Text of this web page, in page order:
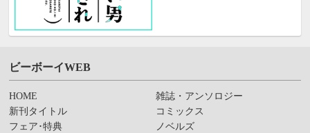
ビーボーイWEB
HOME
新刊タイトル
フェア･特典
雑誌・アンソロジー
コミックス
ノベルズ